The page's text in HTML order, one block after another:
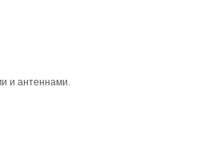
и антеннами.